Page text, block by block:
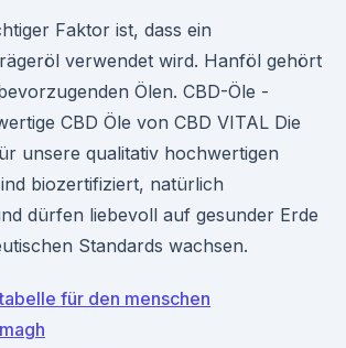
Faktor ist, dass ein
verwendet wird. Hanföl gehört
Ölen. CBD-Öle -
CBD Öle von CBD VITAL Die
unsere qualitativ hochwertigen
biozertifiziert, natürlich
dürfen liebevoll auf gesunder Erde
Standards wachsen.
für den menschen